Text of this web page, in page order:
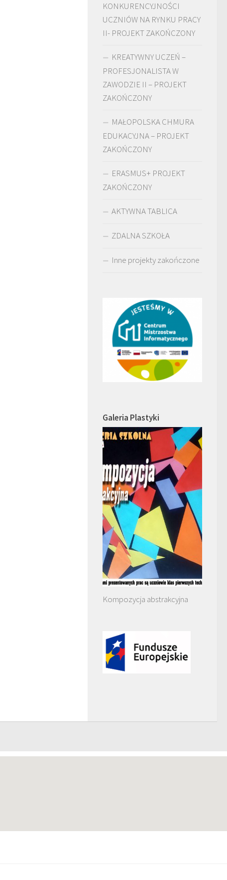
KONKURENCYJNOŚCI
UCZNIÓW NA RYNKU PRACY
II- PROJEKT ZAKOŃCZONY
KREATYWNY UCZEŃ –
PROFESJONALISTA W
ZAWODZIE II – PROJEKT
ZAKOŃCZONY
MAŁOPOLSKA CHMURA
EDUKACYJNA – PROJEKT
ZAKOŃCZONY
ERASMUS+ PROJEKT
ZAKOŃCZONY
AKTYWNA TABLICA
ZDALNA SZKOŁA
Inne projekty zakończone
Galeria Plastyki
Kompozycja abstrakcyjna